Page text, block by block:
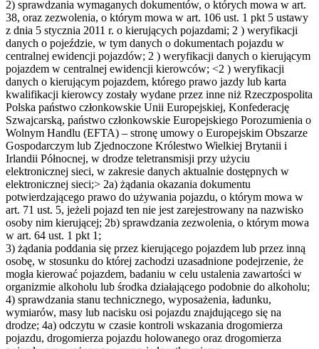
2) sprawdzania wymaganych dokumentów, o których mowa w art.
38, oraz zezwolenia, o którym mowa w art. 106 ust. 1 pkt 5 ustawy
z dnia 5 stycznia 2011 r. o kierujących pojazdami; 2 ) weryfikacji
danych o pojeździe, w tym danych o dokumentach pojazdu w
centralnej ewidencji pojazdów; 2 ) weryfikacji danych o kierującym
pojazdem w centralnej ewidencji kierowców; <2 ) weryfikacji
danych o kierującym pojazdem, którego prawo jazdy lub karta
kwalifikacji kierowcy zostały wydane przez inne niż Rzeczpospolita
Polska państwo członkowskie Unii Europejskiej, Konfederację
Szwajcarską, państwo członkowskie Europejskiego Porozumienia o
Wolnym Handlu (EFTA) – stronę umowy o Europejskim Obszarze
Gospodarczym lub Zjednoczone Królestwo Wielkiej Brytanii i
Irlandii Północnej, w drodze teletransmisji przy użyciu
elektronicznej sieci, w zakresie danych aktualnie dostępnych w
elektronicznej sieci;> 2a) żądania okazania dokumentu
potwierdzającego prawo do używania pojazdu, o którym mowa w
art. 71 ust. 5, jeżeli pojazd ten nie jest zarejestrowany na nazwisko
osoby nim kierującej; 2b) sprawdzania zezwolenia, o którym mowa
w art. 64 ust. 1 pkt 1;
3) żądania poddania się przez kierującego pojazdem lub przez inną
osobę, w stosunku do której zachodzi uzasadnione podejrzenie, że
mogła kierować pojazdem, badaniu w celu ustalenia zawartości w
organizmie alkoholu lub środka działającego podobnie do alkoholu;
4) sprawdzania stanu technicznego, wyposażenia, ładunku,
wymiarów, masy lub nacisku osi pojazdu znajdującego się na
drodze; 4a) odczytu w czasie kontroli wskazania drogomierza
pojazdu, drogomierza pojazdu holowanego oraz drogomierza